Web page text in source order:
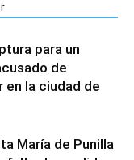
para un
de
en la ciudad de
María de Punilla